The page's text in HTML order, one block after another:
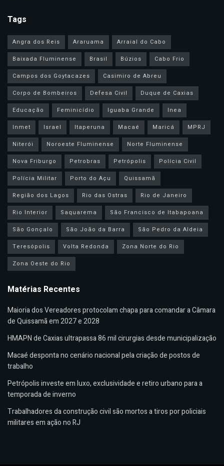
Tags
Angra dos Reis Araruama
Arraial do Cabo
Baixada Fluminense
Brasil Búzios
Cabo Frio
Campos dos Goytacazes
Casimiro de Abreu
Corpo de Bombeiros
Defesa Civil
Duque de Caxias
Educação
Feminicídio Iguaba Grande
Inea
Inmet
Israel Itaperuna Macaé Maricá
MPRJ
Niterói
Noroeste Fluminense
Norte Fluminense
Nova Friburgo
Petrobras Petrópolis
Polícia Civil
Polícia Militar
Porto do Açu
Quissamã
Região dos Lagos
Rio das Ostras
Rio de Janeiro
Rio Interior
Saquarema
São Francisco de Itabapoana
São Gonçalo
São João da Barra
São Pedro da Aldeia
Teresópolis
Volta Redonda
Zona Norte do Rio
Zona Oeste do Rio
Matérias Recentes
Maioria dos Vereadores protocolam chapa para comandar a Câmara
de Quissamã em 2027 e 2028
HMAPN de Caxias ultrapassa 86 mil cirurgias desde municipalização
Macaé desponta no cenário nacional pela criação de postos de
trabalho
Petrópolis investe em luxo, exclusividade e retiro urbano para a
temporada de inverno
Trabalhadores da construção civil são mortos a tiros por policiais
militares em ação no RJ